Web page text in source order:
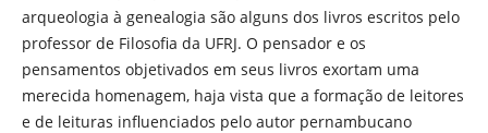
arqueologia à genealogia são alguns dos livros escritos pelo
professor de Filosofia da UFRJ. O pensador e os
pensamentos objetivados em seus livros exortam uma
merecida homenagem, haja vista que a formação de leitores
e de leituras influenciados pelo autor pernambucano